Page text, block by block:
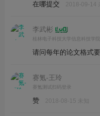
2018-09-14
李武彬
桂林电子科技大学信息科技学院
赛氪-王玲
赛氪测试扫码登录
2018-08-15 未知